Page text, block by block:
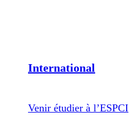
International
Venir étudier à l’ESPCI